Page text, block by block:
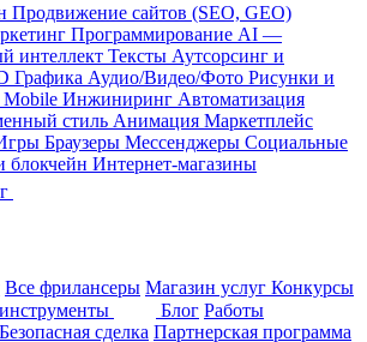
Продвижение сайтов (SEO, GEO)
Программирование AI —
интеллект Тексты Аутсорсинг и
Графика Аудио/Видео/Фото Рисунки и
Mobile Инжиниринг Автоматизация
стиль Анимация Маркетплейс
Браузеры Мессенджеры Социальные
блокчейн Интернет-магазины
Все фрилансеры Магазин услуг Конкурсы
Блог Работы
Безопасная сделка Партнерская программа